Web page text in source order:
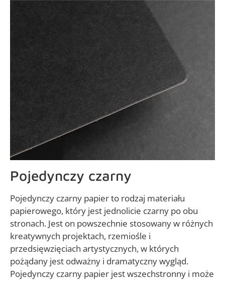
Pojedynczy czarny
Pojedynczy czarny papier to rodzaj materiału
papierowego, który jest jednolicie czarny po obu
stronach. Jest on powszechnie stosowany w różnych
kreatywnych projektach, rzemiośle i
przedsięwzięciach artystycznych, w których
pożądany jest odważny i dramatyczny wygląd.
Pojedynczy czarny papier jest wszechstronny i może